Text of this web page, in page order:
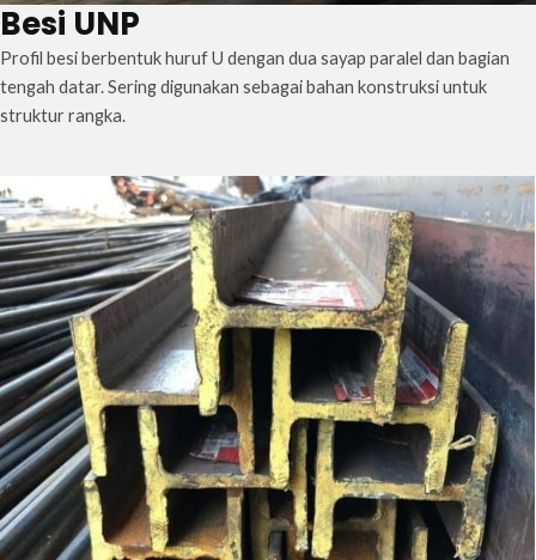
Besi UNP
Profil besi berbentuk huruf U dengan dua sayap paralel dan bagian
tengah datar. Sering digunakan sebagai bahan konstruksi untuk
struktur rangka.